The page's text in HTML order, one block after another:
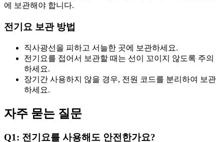
에 보관해야 합니다.
전기요 보관 방법
직사광선을 피하고 서늘한 곳에 보관하세요.
전기요를 접어서 보관할 때는 선이 꼬이지 않도록 주의
하세요.
장기간 사용하지 않을 경우, 전원 코드를 분리하여 보관
하세요.
자주 묻는 질문
Q1: 전기요를 사용해도 안전한가요?